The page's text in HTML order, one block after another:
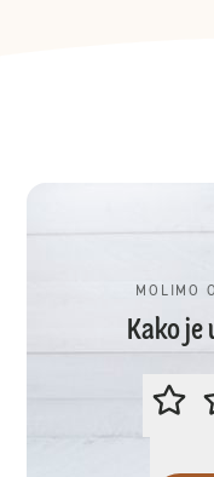
MOLIMO
Kako je